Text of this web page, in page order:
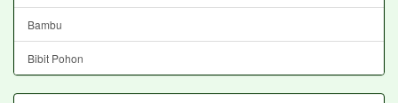
Bambu
Bibit Pohon